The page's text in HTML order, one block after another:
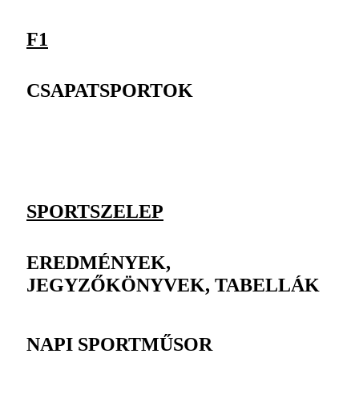
F1
CSAPATSPORTOK
SPORTSZELEP
EREDMÉNYEK,
JEGYZŐKÖNYVEK, TABELLÁK
NAPI SPORTMŰSOR